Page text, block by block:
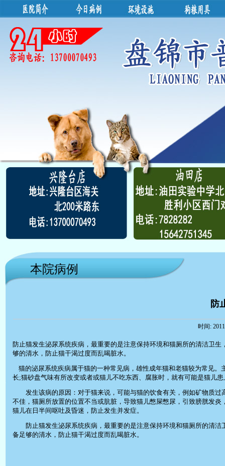
本院病例
防
时间:
防止猫发生泌尿系统疾病，最重要的是注意保持环境和猫厕所的清洁卫
够的清水，防止猫干渴过度而乱喝脏水。
猫的泌尿系统疾病属于猫的一种常见病，雄性成年猫和老猫较为常见
长;猫砂盘气味有所改变或者或猫儿不吃东西、腐胀时，就有可能是猫儿
发生该病的原因：对于猫来说，可能与猫的饮食有关，例如矿物质过
不佳，猫厕所放置的位置不当或肮脏，导致猫儿憋屎憋尿，引致膀胱发
猫儿在日半间呕吐及昏迷，防止发生并发症。
防止猫发生泌尿系统疾病，最重要的是注意保持环境和猫厕所的清洁
备足够的清水，防止猫干渴过度而乱喝脏水。